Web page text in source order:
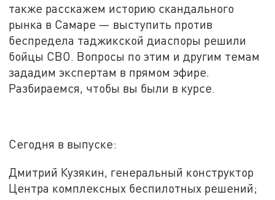
также расскажем историю скандального
рынка в Самаре — выступить против
беспредела таджикской диаспоры решили
бойцы СВО. Вопросы по этим и другим темам
зададим экспертам в прямом эфире.
Разбираемся, чтобы вы были в курсе.
Сегодня в выпуске:
Дмитрий Кузякин, генеральный конструктор
Центра комплексных беспилотных решений;